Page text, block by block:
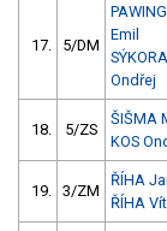
17. 5/DM
Emil
SÝKORA
Ondřej
18. 5/ZS
ŠIŠMA
KOS
19. 3/ZM
ŘÍHA
ŘÍHA